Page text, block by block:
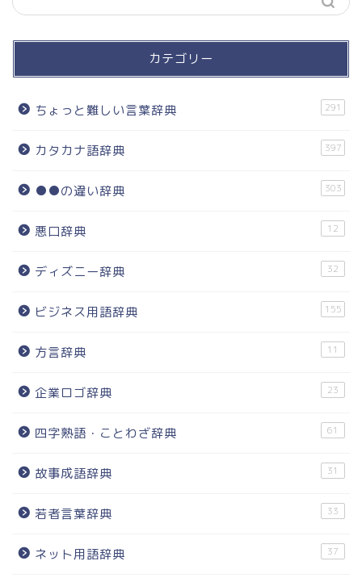
カテゴリー
ちょっと難しい言葉辞典 291
カタカナ語辞典 397
●●の違い辞典 303
悪口辞典 12
ディズニー辞典 32
ビジネス用語辞典 155
方言辞典 11
企業ロゴ辞典 23
四字熟語・ことわざ辞典 61
故事成語辞典 31
若者言葉辞典 33
ネット用語辞典 37